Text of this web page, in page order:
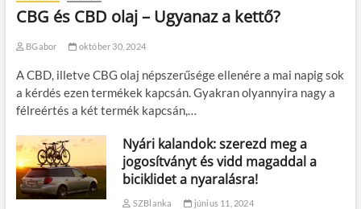
CBG és CBD olaj – Ugyanaz a kettő?
BGabor október 30, 2024
A CBD, illetve CBG olaj népszerűsége ellenére a mai napig sok
a kérdés ezen termékek kapcsán. Gyakran olyannyira nagy a
félreértés a két termék kapcsán,…
Nyári kalandok: szerezd meg a
jogosítványt és vidd magaddal a
biciklidet a nyaralásra!
SZBlanka június 11, 2024